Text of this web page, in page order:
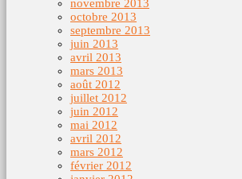
novembre 2013
octobre 2013
septembre 2013
juin 2013
avril 2013
mars 2013
août 2012
juillet 2012
juin 2012
mai 2012
avril 2012
mars 2012
février 2012